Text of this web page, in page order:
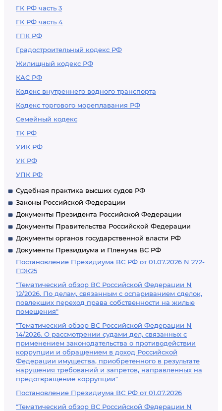
ГК РФ часть 3
ГК РФ часть 4
ГПК РФ
Градостроительный кодекс РФ
Жилищный кодекс РФ
КАС РФ
Кодекс внутреннего водного транспорта
Кодекс торгового мореплавания РФ
Семейный кодекс
ТК РФ
УИК РФ
УК РФ
УПК РФ
Судебная практика высших судов РФ
Законы Российской Федерации
Документы Президента Российской Федерации
Документы Правительства Российской Федерации
Документы органов государственной власти РФ
Документы Президиума и Пленума ВС РФ
Постановление Президиума ВС РФ от 01.07.2026 N 272-
ПЭК25
"Тематический обзор ВС Российской Федерации N
12/2026. По делам, связанным с оспариванием сделок,
повлекших переход права собственности на жилые
помещения"
"Тематический обзор ВС Российской Федерации N
14/2026. О рассмотрении судами дел, связанных с
применением законодательства о противодействии
коррупции и обращением в доход Российской
Федерации имущества, приобретенного в результате
нарушения требований и запретов, направленных на
предотвращение коррупции"
Постановление Президиума ВС РФ от 01.07.2026
"Тематический обзор ВС Российской Федерации N